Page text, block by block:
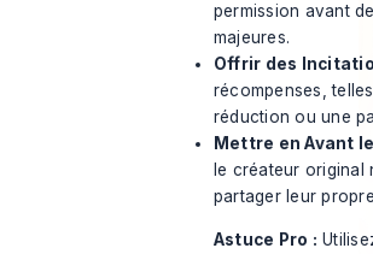
permission avant
majeures.
Offrir des
récompenses,
réduction ou une
Mettre en Avant
le créateur original
partager leur
Astuce Pro :